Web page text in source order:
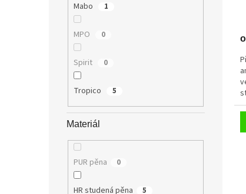
Mabo 1
MPO 0
Spirit 0
Tropico 5
Materiál
PUR pěna 0
HR studená pěna 5